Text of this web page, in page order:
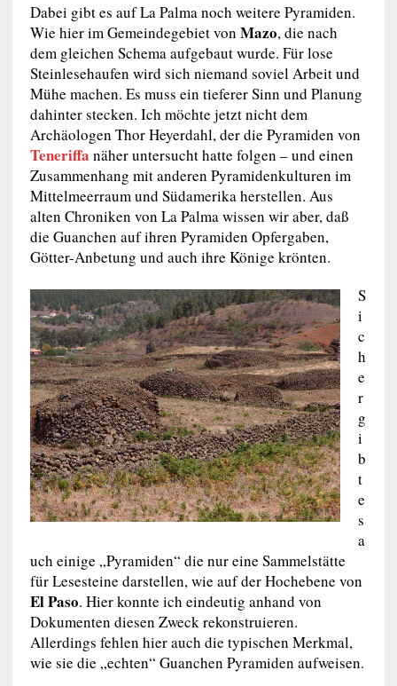
Dabei gibt es auf La Palma noch weitere Pyramiden.
Wie hier im Gemeindegebiet von Mazo, die nach
dem gleichen Schema aufgebaut wurde. Für lose
Steinlesehaufen wird sich niemand soviel Arbeit und
Mühe machen. Es muss ein tieferer Sinn und Planung
dahinter stecken. Ich möchte jetzt nicht dem
Archäologen Thor Heyerdahl, der die Pyramiden von
Teneriffa näher untersucht hatte folgen – und einen
Zusammenhang mit anderen Pyramidenkulturen im
Mittelmeerraum und Südamerika herstellen. Aus
alten Chroniken von La Palma wissen wir aber, daß
die Guanchen auf ihren Pyramiden Opfergaben,
Götter-Anbetung und auch ihre Könige krönten.
S
i
c
h
e
r
g
i
b
t
e
s
a
uch einige „Pyramiden“ die nur eine Sammelstätte
für Lesesteine darstellen, wie auf der Hochebene von
El Paso. Hier konnte ich eindeutig anhand von
Dokumenten diesen Zweck rekonstruieren.
Allerdings fehlen hier auch die typischen Merkmal,
wie sie die „echten“ Guanchen Pyramiden aufweisen.